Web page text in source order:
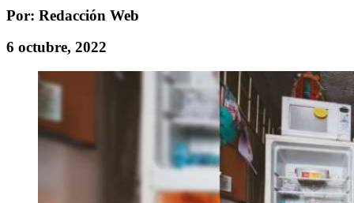
Por: Redacción Web
6 octubre, 2022